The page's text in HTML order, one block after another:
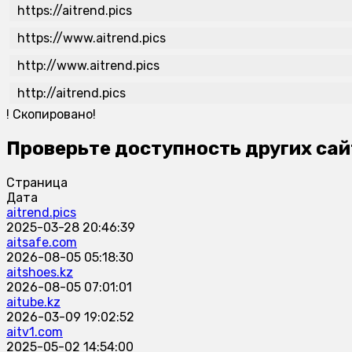
https://aitrend.pics
https://www.aitrend.pics
http://www.aitrend.pics
http://aitrend.pics
! Скопировано!
Проверьте доступность других
Страница
Дата
aitrend.pics
2025-03-28 20:46:39
aitsafe.com
2026-08-05 05:18:30
aitshoes.kz
2026-08-05 07:01:01
aitube.kz
2026-03-09 19:02:52
aitv1.com
2025-05-02 14:54:00